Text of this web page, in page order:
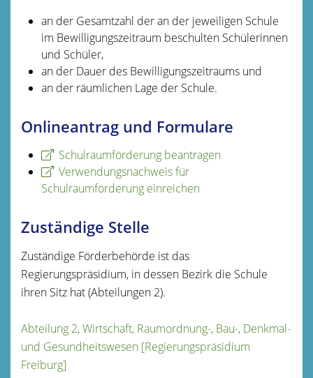
an der Gesamtzahl der an der jeweiligen Schule
im Bewilligungszeitraum beschulten Schülerinnen
und Schüler,
an der Dauer des Bewilligungszeitraums und
an der räumlichen Lage der Schule.
Onlineantrag und Formulare
Schulraumförderung beantragen
Verwendungsnachweis für
Schulraumförderung einreichen
Zuständige Stelle
Zuständige Förderbehörde ist das
Regierungspräsidium, in dessen Bezirk die Schule
ihren Sitz hat (Abteilungen 2).
Abteilung 2, Wirtschaft, Raumordnung-, Bau-, Denkmal-
und Gesundheitswesen [Regierungspräsidium
Freiburg]